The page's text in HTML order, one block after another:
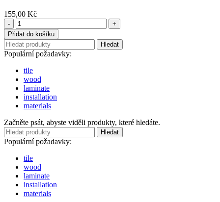
155,00 Kč
Legend
Range
-
Extra
tvrdé
boilie
250g
20mm
PROTEIN
BIRD_MULTIFRUIT
|
00004169
množství
Přidat do košíku
Hledat
Populární požadavky:
tile
wood
laminate
installation
materials
Začněte psát, abyste viděli produkty, které hledáte.
Hledat
Populární požadavky:
tile
wood
laminate
installation
materials